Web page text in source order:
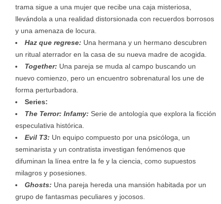
trama sigue a una mujer que recibe una caja misteriosa,
llevándola a una realidad distorsionada con recuerdos borrosos
y una amenaza de locura.
Haz que regrese: Una hermana y un hermano descubren
un ritual aterrador en la casa de su nueva madre de acogida.
Together: Una pareja se muda al campo buscando un
nuevo comienzo, pero un encuentro sobrenatural los une de
forma perturbadora.
Series:
The Terror: Infamy: Serie de antología que explora la ficción
especulativa histórica.
Evil T3: Un equipo compuesto por una psicóloga, un
seminarista y un contratista investigan fenómenos que
difuminan la línea entre la fe y la ciencia, como supuestos
milagros y posesiones.
Ghosts: Una pareja hereda una mansión habitada por un
grupo de fantasmas peculiares y jocosos.